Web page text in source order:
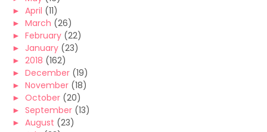
► April (11)
► March (26)
► February (22)
► January (23)
► 2018 (162)
► December (19)
► November (18)
► October (20)
► September (13)
► August (23)